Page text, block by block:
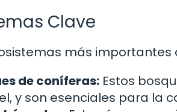
Clave
más importantes
de coníferas: Estos
y son esenciales para la